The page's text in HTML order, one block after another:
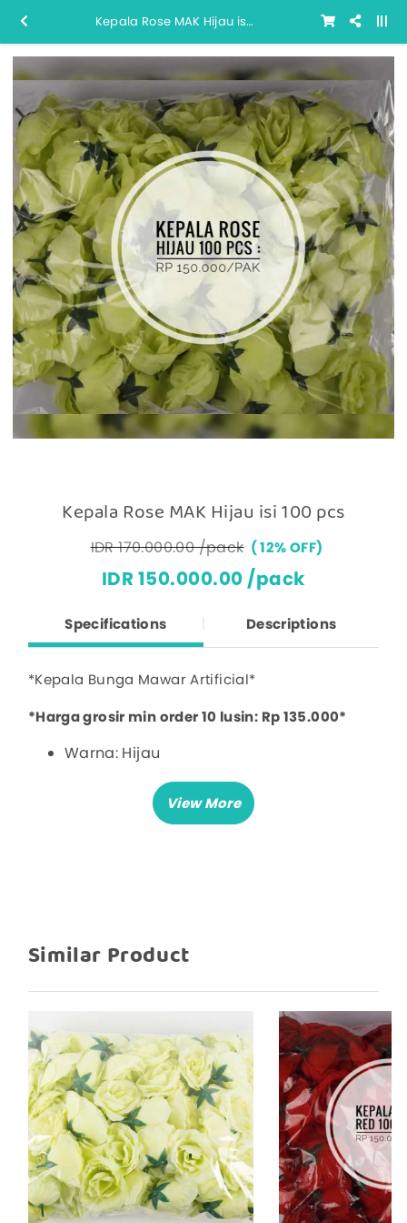
Kepala Rose MAK Hijau isi 100 pcs
Kepala Rose MAK Hijau isi 100 pcs
12% OFF
IDR 170.000.00 /pack
IDR 150.000.00 /pack
Specifications Descriptions
*Kepala Bunga Mawar Artificial*
*Harga grosir min order 10 lusin: Rp 135.000*
Warna: Hijau
Isi: 100 pcs/pack
Similar Product